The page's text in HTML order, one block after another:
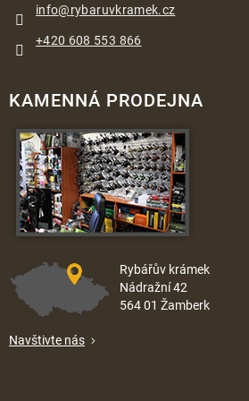
info@rybaruvkramek.cz
+420 608 553 866
KAMENNÁ PRODEJNA
Rybářův krámek
Nádražní 42
564 01 Žamberk
Navštivte nás